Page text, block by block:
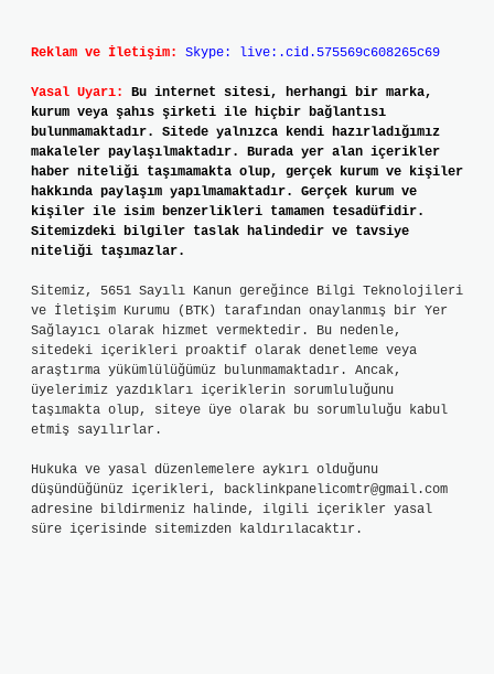
Reklam ve İletişim: Skype: live:.cid.575569c608265c69
Yasal Uyarı:
Bu internet sitesi, herhangi bir marka,
kurum veya şahıs şirketi ile hiçbir bağlantısı
bulunmamaktadır. Sitede yalnızca kendi hazırladığımız
makaleler paylaşılmaktadır. Burada yer alan içerikler
haber niteliği taşımamakta olup, gerçek kurum ve kişiler
hakkında paylaşım yapılmamaktadır. Gerçek kurum ve
kişiler ile isim benzerlikleri tamamen tesadüfidir.
Sitemizdeki bilgiler taslak halindedir ve tavsiye
niteliği taşımazlar.
Sitemiz, 5651 Sayılı Kanun gereğince Bilgi Teknolojileri
ve İletişim Kurumu (BTK) tarafından onaylanmış bir Yer
Sağlayıcı olarak hizmet vermektedir. Bu nedenle,
sitedeki içerikleri proaktif olarak denetleme veya
araştırma yükümlülüğümüz bulunmamaktadır. Ancak,
üyelerimiz yazdıkları içeriklerin sorumluluğunu
taşımakta olup, siteye üye olarak bu sorumluluğu kabul
etmiş sayılırlar.
Hukuka ve yasal düzenlemelere aykırı olduğunu
düşündüğünüz içerikleri, backlinkpanelicomtr@gmail.com
adresine bildirmeniz halinde, ilgili içerikler yasal
süre içerisinde sitemizden kaldırılacaktır.